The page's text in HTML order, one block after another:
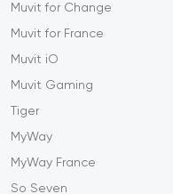
Muvit for Change
Muvit for France
Muvit iO
Muvit Gaming
Tiger
MyWay
MyWay France
So Seven